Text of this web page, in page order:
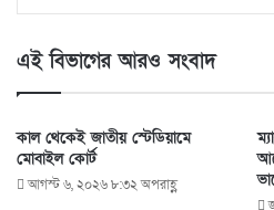
এই বিভাগের আরও সংবাদ
কাল থেকেই জাতীয় স্টেডিয়ামে
মোবাইল কোর্ট
আগস্ট ৬, ২০২৬ ৮:৩২ অপরাহ্ণ